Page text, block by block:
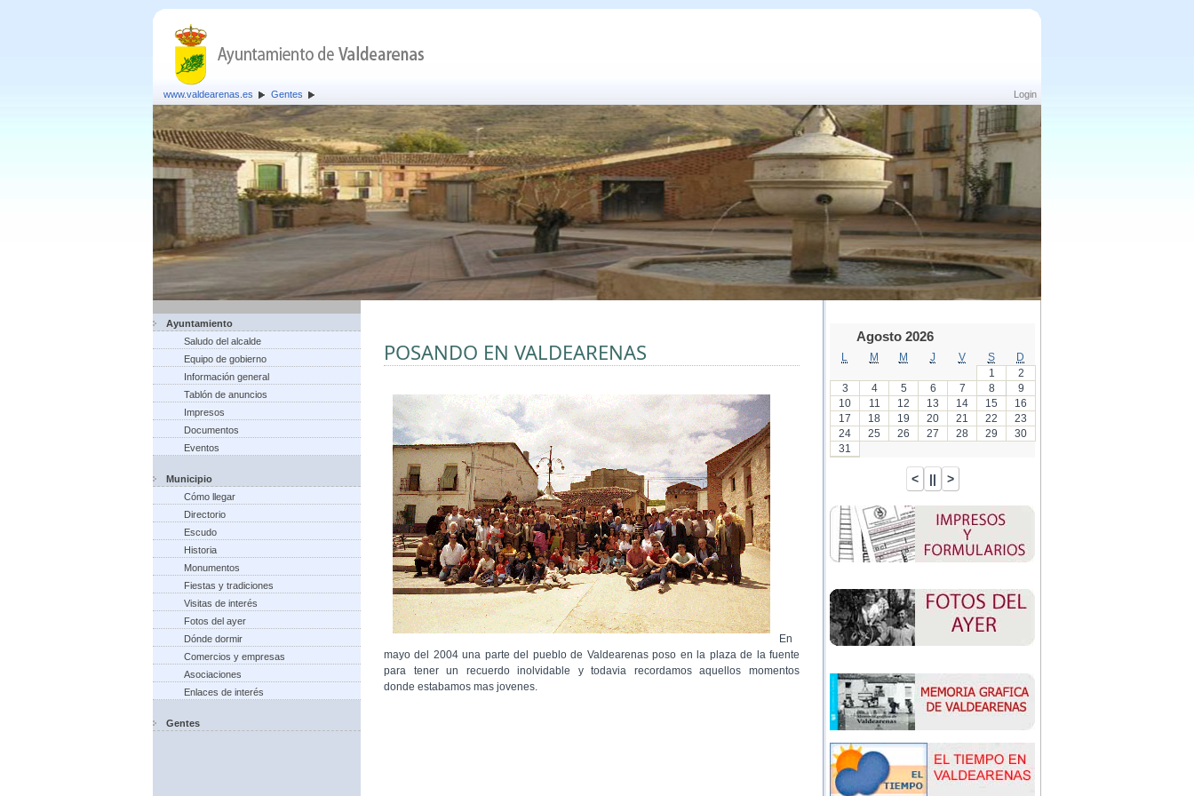
Login
www.valdearenas.es Gentes
Ayuntamiento
Saludo del alcalde
Equipo de gobierno
Información general
Tablón de anuncios
Impresos
Documentos
Eventos
Municipio
Cómo llegar
Directorio
Escudo
Historia
Monumentos
Fiestas y tradiciones
Visitas de interés
Fotos del ayer
Dónde dormir
Comercios y empresas
Asociaciones
Enlaces de interés
Gentes
POSANDO EN VALDEARENAS
En
mayo del 2004 una parte del pueblo de Valdearenas poso en la plaza de la fuente
para tener un recuerdo inolvidable y todavia recordamos aquellos momentos
donde estabamos mas jovenes.
Agosto 2026
M M J V S
D
1
2
3
4 5 6 7 8
9
10
11 12 13 14 15
16
17
18 19 20 21 22
23
24
25 26 27 28 29
30
31